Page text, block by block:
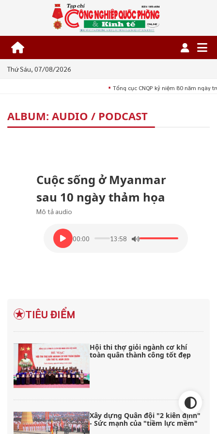
Thứ Sáu, 07/08/2026
■ Tổng cục CNQP kỷ niệm 80 năm ngày
ALBUM: AUDIO / PODCAST
Cuộc sống ở Myanmar
sau 10 ngày thảm họa
Mô tả audio
00:00 13:58
TIÊU ĐIỂM
Hội thi thợ giỏi ngành cơ khí
toàn quân thành công tốt đẹp
Xây dựng Quân đội "2 kiên định"
- Sức mạnh của "tiềm lực mềm"